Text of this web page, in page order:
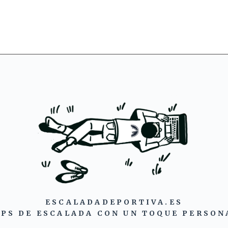
ESCALADADEPORTIVA.ES
DE ESCALADA CON UN TOQUE